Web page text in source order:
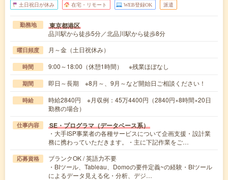
土日祝日が休み 在宅・リモート WEB登録OK 派遣
勤務地 東京都港区
品川駅から徒歩5分／北品川駅から徒歩8分
曜日頻度 月～金（土日祝休み）
時間 9:00～18:00（休憩1時間） ※残業ほぼなし
期間 即日～長期 ※8月～、9月～など開始日ご相談ください！
時給
時給2840円 ※月収例：45万4400円（2840円×8時間×20日
勤務の場合）
仕事内容 SE・プログラマ（データベース系）
・大手ISP事業者の各種サービスについて企画支援・設計業
務に携わっていただきます。・主に下記作業をご…
応募資格
ブランクOK / 英語力不要
・BIツール、Tableau、Domoの要件定義~の経験・BIツール
によるデータ見える化・分析、デジ…